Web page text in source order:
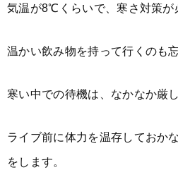
気温が8℃くらいで、寒さ対策が
温かい飲み物を持って行くのも
寒い中での待機は、なかなか厳
ライブ前に体力を温存しておか
をします。